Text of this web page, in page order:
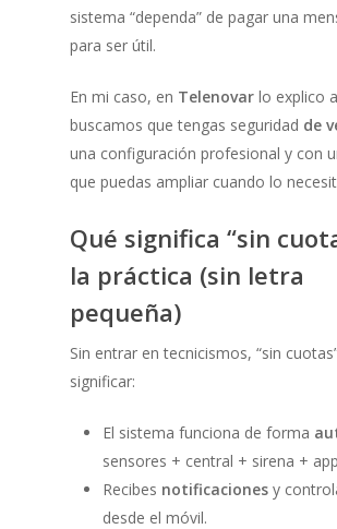
sistema “dependa” de pagar una
para ser útil.
En mi caso, en Telenovar lo explico
buscamos que tengas seguridad de
una configuración profesional y con
que puedas ampliar cuando lo
Qué significa “sin
la práctica (sin letra
pequeña)
Sin entrar en tecnicismos, “sin
significar:
El sistema funciona de forma
sensores + central + sirena +
Recibes notificaciones y
desde el móvil.